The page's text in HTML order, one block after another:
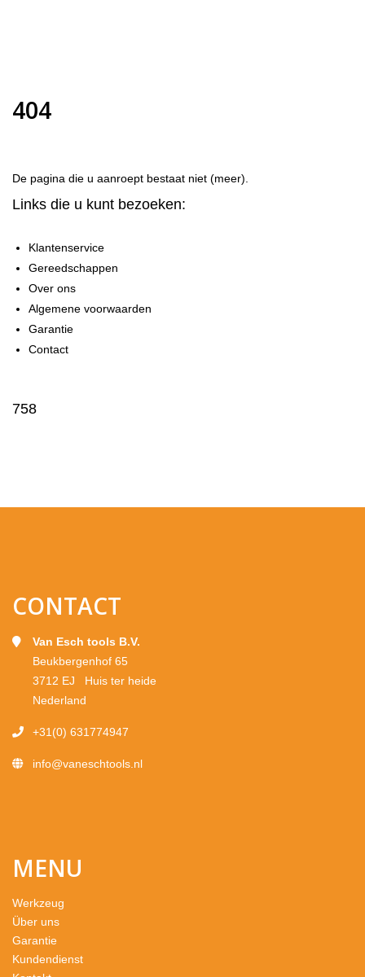
404
De pagina die u aanroept bestaat niet (meer).
Links die u kunt bezoeken:
Klantenservice
Gereedschappen
Over ons
Algemene voorwaarden
Garantie
Contact
758
CONTACT
Van Esch tools B.V.
Beukbergenhof 65
3712 EJ Huis ter heide
Nederland
+31(0) 631774947
info@vaneschtools.nl
MENU
Werkzeug
Über uns
Garantie
Kundendienst